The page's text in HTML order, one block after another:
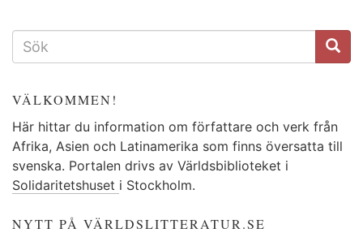
SÖKFORMULÄR
VÄLKOMMEN!
Här hittar du information om författare och verk från
Afrika, Asien och Latinamerika som finns översatta till
svenska. Portalen drivs av Världsbiblioteket i
Solidaritetshuset i Stockholm.
NYTT PÅ VÄRLDSLITTERATUR.SE